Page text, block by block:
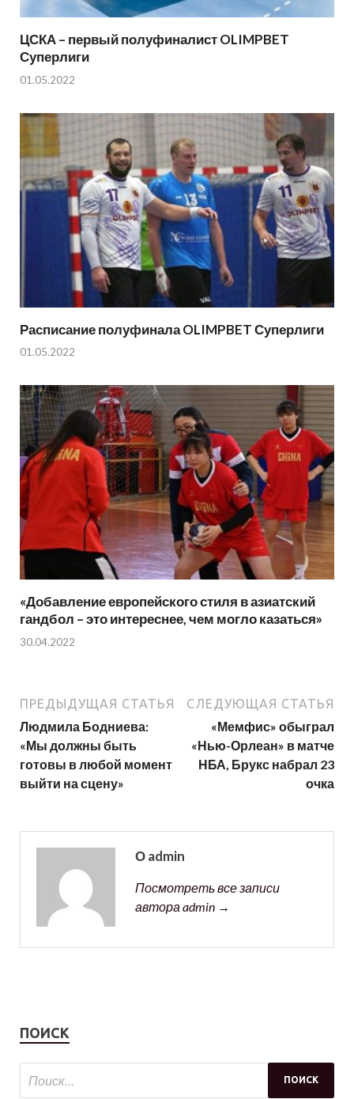
ЦСКА – первый полуфиналист OLIMPBET
Суперлиги
01.05.2022
Расписание полуфинала OLIMPBET Суперлиги
01.05.2022
«Добавление европейского стиля в азиатский
гандбол – это интереснее, чем могло казаться»
30.04.2022
ПРЕДЫДУЩАЯ СТАТЬЯ
Людмила Бодниева:
«Мы должны быть
готовы в любой момент
выйти на сцену»
СЛЕДУЮЩАЯ СТАТЬЯ
«Мемфис» обыграл
«Нью-Орлеан» в матче
НБА, Брукс набрал 23
очка
О admin
Посмотреть все записи
автора admin →
ПОИСК